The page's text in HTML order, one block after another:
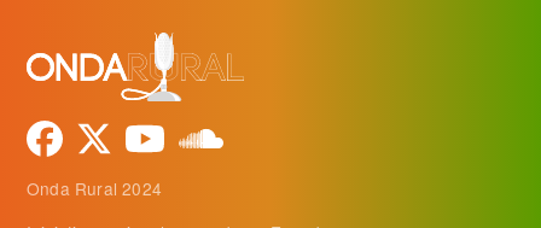
Onda Rural 2024